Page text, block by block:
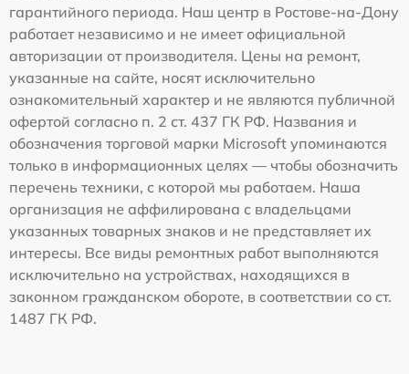
гарантийного периода. Наш центр в Ростове-на-Дону
работает независимо и не имеет официальной
авторизации от производителя. Цены на ремонт,
указанные на сайте, носят исключительно
ознакомительный характер и не являются публичной
офертой согласно п. 2 ст. 437 ГК РФ. Названия и
обозначения торговой марки Microsoft упоминаются
только в информационных целях — чтобы обозначить
перечень техники, с которой мы работаем. Наша
организация не аффилирована с владельцами
указанных товарных знаков и не представляет их
интересы. Все виды ремонтных работ выполняются
исключительно на устройствах, находящихся в
законном гражданском обороте, в соответствии со ст.
1487 ГК РФ.